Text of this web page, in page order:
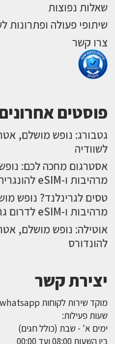
שאלות נפוצות
שיתופי פעולה ופתרונות
צרו קשר
פוסטים
לשוודיה
אסטרגום מחכה לכם:
מרהיבות ו-eSIM להונגריה
טסים לגרינלנד? נופש
מרהיבות ו-eSIM לדרום גרינלנד
להונדורס
יצירת קשר
מוקד שירות לקוחות whatsapp
שעות פעילות:
ימים א' - שבת (כולל חגים)
בין השעות 08:00 ועד 00:00